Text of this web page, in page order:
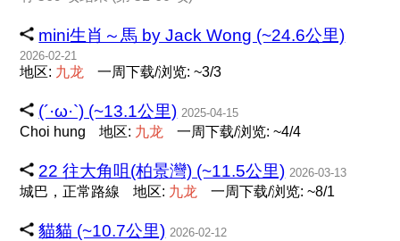
mini生肖～馬 by Jack Wong (~24.6公里)
2026-02-21
地区: 九龙 一周下载/浏览: ~3/3
(´·ω·`) (~13.1公里) 2025-04-15
Choi hung 地区: 九龙 一周下载/浏览: ~4/4
22 往大角咀(柏景灣) (~11.5公里) 2026-03-13
城巴，正常路線 地区: 九龙 一周下载/浏览: ~8/1
貓貓 (~10.7公里) 2026-02-12